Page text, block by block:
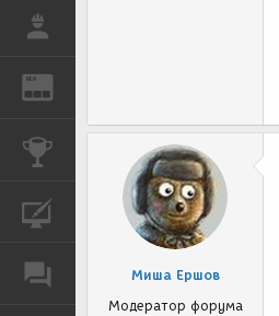
REN
КОНКУРСЫ
КУРСЫ
ФОРУММиша Ершов
Модератор форума